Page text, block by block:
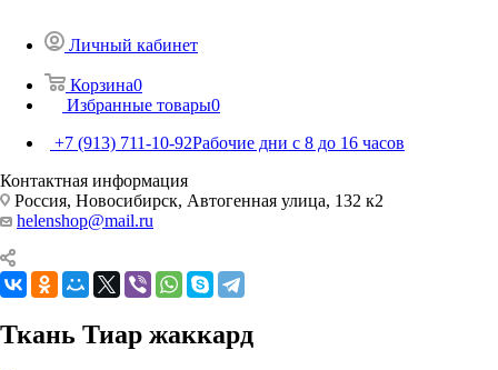
Личный кабинет
Корзина0
Избранные товары0
+7 (913) 711-10-92Рабочие дни с 8 до 16 часов
Контактная информация
Россия, Новосибирск, Автогенная улица, 132 к2
helenshop@mail.ru
Ткань Тиар жаккард